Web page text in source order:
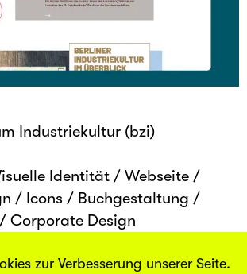
Industriekultur (bzi)
Identität / Webseite /
/ Icons / Buchgestaltung /
/ Corporate Design
zur Verbesserung unserer Seite.